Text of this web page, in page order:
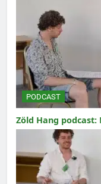
PODCAST
Zöld Hang